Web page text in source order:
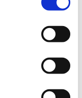
harddisk. Dette gir
websider, kan
at deler av innhold
kan dette